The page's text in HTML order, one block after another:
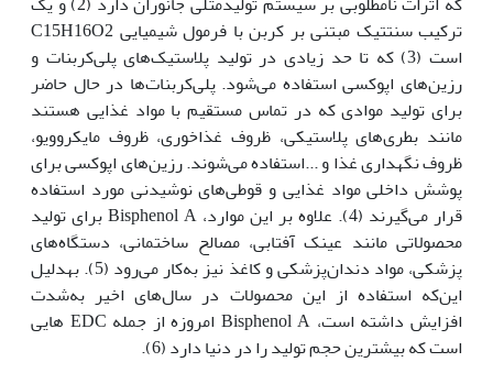
ترکیب سنتتیک مبتنی بر کربن با فرمول شیمیایی C15H16O2
است (3) که تا حد زیادی در تولید پلاستیک‌های پلی‌کربنات و
رزین‌های اپوکسی استفاده می‌شود. پلی‌کربنات‌ها در حال حاضر
برای تولید موادی که در تماس مستقیم با مواد غذایی هستند
مانند بطری‌های پلاستیکی، ظروف غذاخوری، ظروف مایکروویو،
ظروف نگه‏داری غذا و ...استفاده می‌شوند. رزین‌های اپوکسی برای
پوشش داخلی مواد غذایی و قوطی‌های نوشیدنی مورد استفاده
قرار می‌گیرند (4). علاوه بر این موارد، Bisphenol A برای تولید
محصولاتی مانند عینک آفتابی، مصالح ساختمانی، دستگاه‌های
پزشکی، مواد دندان‌پزشکی و کاغذ نیز به‌کار می‌رود (5). به‏دلیل
این‌که استفاده از این محصولات در سال‌های اخیر به‌شدت
افزایش داشته است، Bisphenol A امروزه از جمله EDC هایی
است که بیشترین حجم تولید را در دنیا دارد (6).